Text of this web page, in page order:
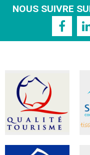
NOUS SUIVRE